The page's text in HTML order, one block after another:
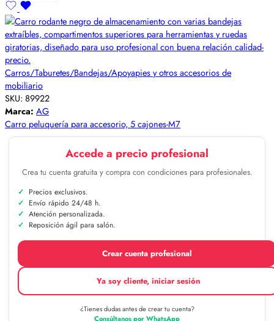
Carros/Taburetes/Bandejas/Apoyapies y otros accesorios de
mobiliario
SKU: 89922
Marca: AG
Carro peluquería para accesorio, 5 cajones-M7
Accede a precio profesional
Crea tu cuenta gratuita y compra con condiciones para profesionales.
Precios exclusivos.
Envío rápido 24/48 h.
Atención personalizada.
Reposición ágil para salón.
Crear cuenta profesional
Ya soy cliente, iniciar sesión
¿Tienes dudas antes de crear tu cuenta?
Consúltanos por WhatsApp